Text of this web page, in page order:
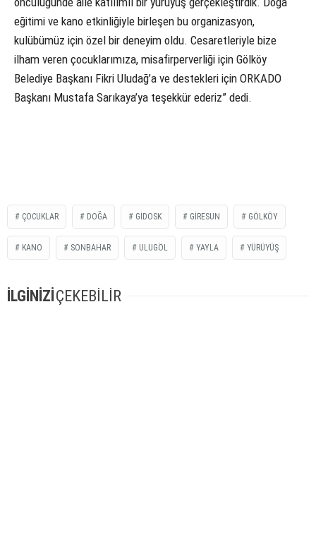
eğitimi ve kano etkinliğiyle birleşen bu organizasyon,
kulübümüz için özel bir deneyim oldu. Cesaretleriyle bize
ilham veren çocuklarımıza, misafirperverliği için Gölköy
Belediye Başkanı Fikri Uludağ’a ve destekleri için ORKADO
Başkanı Mustafa Sarıkaya’ya teşekkür ederiz” dedi.
ÇOCUKLAR DOĞA GİDOSK GIRESUN GÖLKÖY
KANO SONBAHAR ULUGÖL YAYLA YÜRÜYÜŞ
İLGİNİZİÇEKEBİLİR